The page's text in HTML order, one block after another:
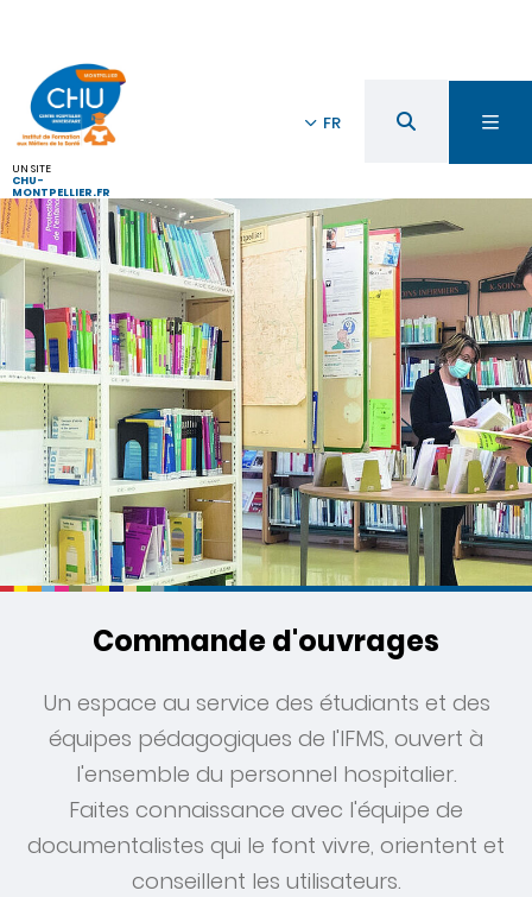
UN SITE
CHU-
MONTPELLIER.FR
FR
Commande d'ouvrages
Un espace au service des étudiants et des
équipes pédagogiques de l'IFMS, ouvert à
l'ensemble du personnel hospitalier.
Faites connaissance avec l'équipe de
documentalistes qui le font vivre, orientent et
conseillent les utilisateurs.